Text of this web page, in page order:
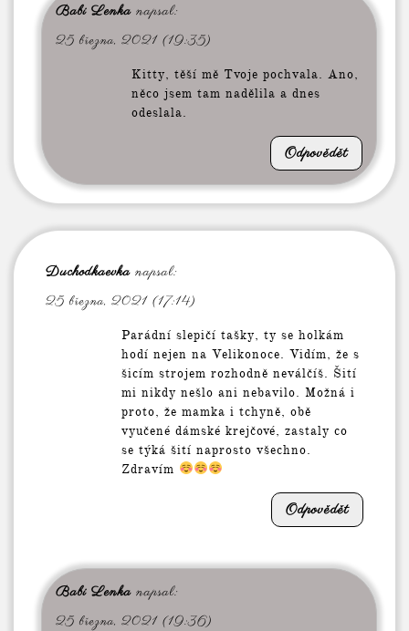
Babi Lenka napsal:
25 března, 2021 (19:35)
Kitty, těší mě Tvoje pochvala. Ano,
něco jsem tam nadělila a dnes
odeslala.
Odpovědět
Duchodkaevka napsal:
25 března, 2021 (17:14)
Parádní slepičí tašky, ty se holkám
hodí nejen na Velikonoce. Vidím, že s
šicím strojem rozhodně neválčíš. Šití
mi nikdy nešlo ani nebavilo. Možná i
proto, že mamka i tchyně, obě
vyučené dámské krejčové, zastaly co
se týká šití naprosto všechno.
Zdravím
Odpovědět
Babi Lenka napsal:
25 března, 2021 (19:36)